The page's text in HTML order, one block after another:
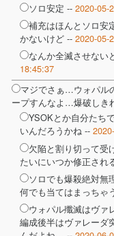
ソロ安定 -- 2020-05-
補充はほんとソロ安
かないけど -- 2020-05-
なんか全滅させない
18:45:37
マジでさぁ…ウォパル
ープすんなよ…爆破しき
YSOKとか自分たち
いんだろうかね --
欠陥と割り切って受
たいにいつか修正され
ソロでも爆殺絶対無
何でも当てはまっちゃ
ウォパル殲滅はヴァ
編成後半はヴァレーダ